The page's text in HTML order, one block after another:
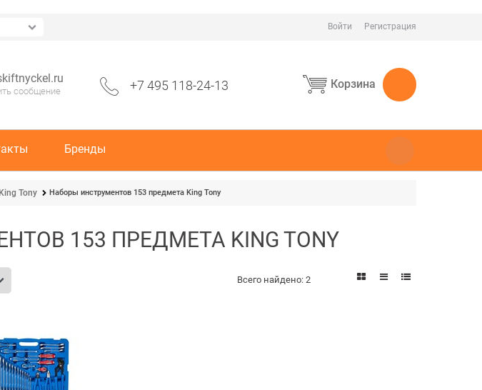
Войти Регистрация
сообщение +7 495 118-24-13 Корзина
Бренды
Tony Наборы инструментов 153 предмета King Tony
153 ПРЕДМЕТА KING TONY
Всего найдено: 2